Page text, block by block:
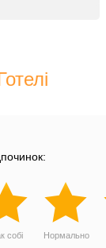
собі Нормально